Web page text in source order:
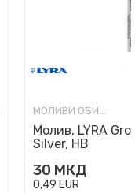
МОЛИВИ ОБИЧНИ
Молив, LYRA
Silver, HB
30 МКД
0,49 EUR